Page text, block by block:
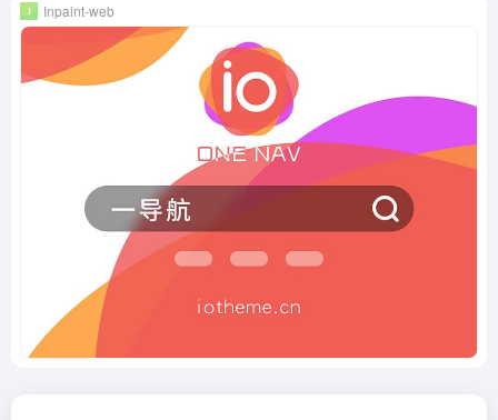
Inpaint-web